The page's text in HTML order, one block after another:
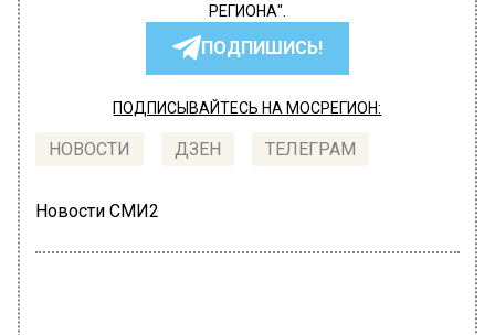
РЕГИОНА".
ПОДПИШИСЬ!
ПОДПИСЫВАЙТЕСЬ НА МОСРЕГИОН:
НОВОСТИ ДЗЕН ТЕЛЕГРАМ
Новости СМИ2